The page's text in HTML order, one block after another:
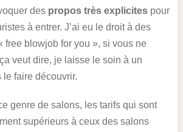
des propos très explicitespour
à entrer. J’ai eu le droit à des
free blowjob for you », si vous ne
veut dire, je laisse le soin à un
le faire découvrir.
genre de salons, les tarifs qui sont
supérieurs à ceux des salons